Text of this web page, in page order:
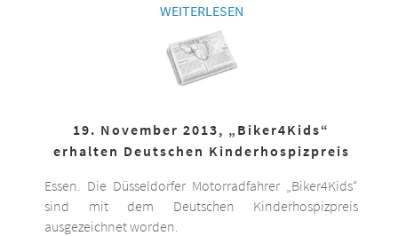
WEITERLESEN
19. November 2013, „Biker4Kids“
erhalten Deutschen Kinderhospizpreis
Essen. Die Düsseldorfer Motorradfahrer „Biker4Kids“
sind mit dem Deutschen Kinderhospizpreis
ausgezeichnet worden.